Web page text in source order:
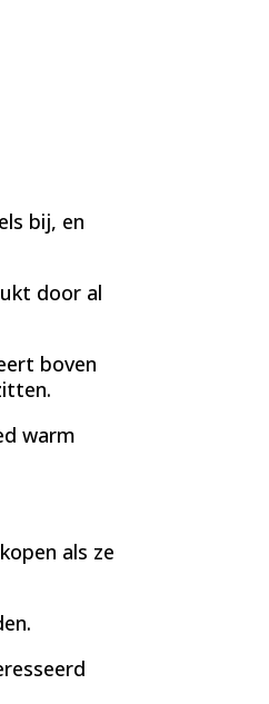
bij, en
door al
boven
warm
als ze